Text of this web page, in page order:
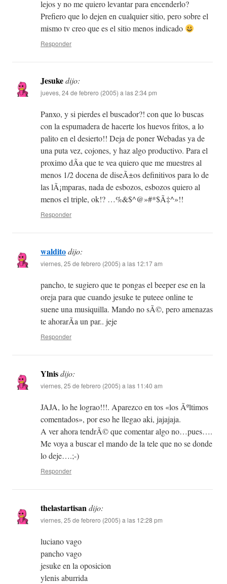
lejos y no me quiero levantar para encenderlo?
Prefiero que lo dejen en cualquier sitio, pero sobre el
mismo tv creo que es el sitio menos indicado
Responder
Jesukedijo:
jueves, 24 de febrero (2005) a las 2:34 pm
Panxo, y si pierdes el buscador?! con que lo buscas
con la espumadera de hacerte los huevos fritos, a lo
palito en el desierto!! Deja de poner Webadas ya de
una puta vez, cojones, y haz algo productivo. Para el
proximo dÃ­a que te vea quiero que me muestres al
menos 1/2 docena de diseÃ±os definitivos para lo de
las lÃ¡mparas, nada de esbozos, esbozos quiero al
menos el triple, ok!? …%&$^@»#*$Ã‡^»!!
Responder
walditodijo:
viernes, 25 de febrero (2005) a las 12:17 am
pancho, te sugiero que te pongas el beeper ese en la
oreja para que cuando jesuke te puteee online te
suene una musiquilla. Mando no sÃ©, pero amenazas
te ahorarÃ­a un par.. jeje
Responder
Ylnisdijo:
viernes, 25 de febrero (2005) a las 11:40 am
JAJA, lo he lograo!!!. Aparezco en tos «los Ãºltimos
comentados», por eso he llegao aki, jajajaja.
A ver ahora tendrÃ© que comentar algo no…pues….
Me voya a buscar el mando de la tele que no se donde
lo deje….;-)
Responder
thelastartisandijo:
viernes, 25 de febrero (2005) a las 12:28 pm
luciano vago
pancho vago
jesuke en la oposicion
ylenis aburrida